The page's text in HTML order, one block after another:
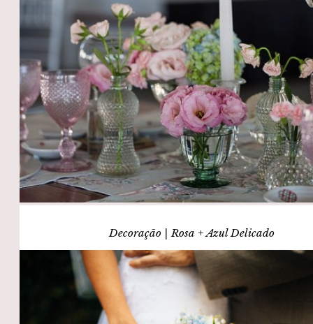
Decoração | Rosa + Azul Delicado